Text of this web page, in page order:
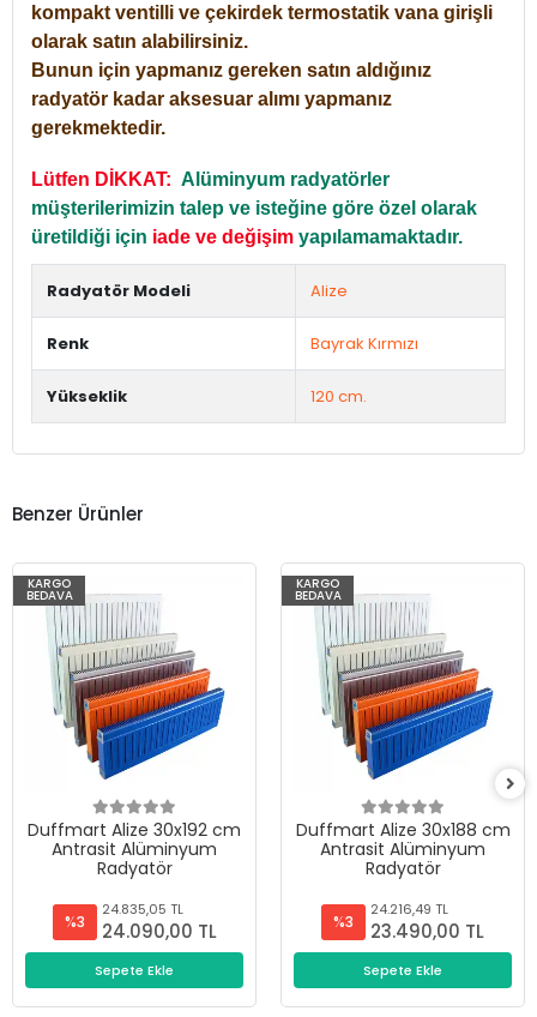
kompakt ventilli ve çekirdek termostatik vana girişli
olarak satın alabilirsiniz.
Bunun için yapmanız gereken satın aldığınız
radyatör kadar aksesuar alımı yapmanız
gerekmektedir.
Lütfen DİKKAT: Alüminyum radyatörler
müşterilerimizin talep ve isteğine göre özel olarak
üretildiği için iade ve değişim yapılamamaktadır.
Radyatör Modeli Alize
Renk Bayrak Kırmızı
Yükseklik 120 cm.
Benzer Ürünler
KARGO
BEDAVA
Duffmart Alize 30x192 cm
Antrasit Alüminyum
Radyatör
%3
24.835,05 TL
24.090,00 TL
Sepete Ekle
KARGO
BEDAVA
Duffmart Alize 30x188 cm
Antrasit Alüminyum
Radyatör
%3
24.216,49 TL
23.490,00 TL
Sepete Ekle